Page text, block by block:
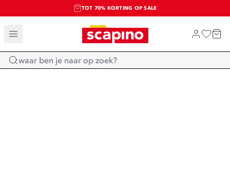
TOT 70% KORTING OP SALE
SALE: LAATSTE KANS!
SHOP NIEUW
Home